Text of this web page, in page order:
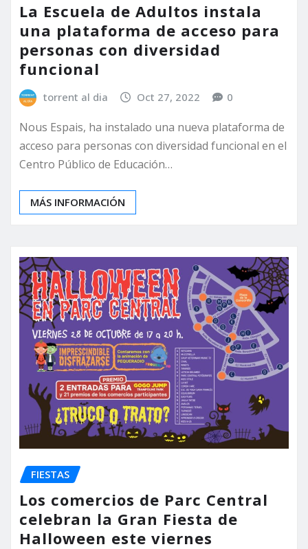
La Escuela de Adultos instala
una plataforma de acceso para
personas con diversidad
funcional
torrent al dia Oct 27, 2022 0
Nous Espais, ha instalado una nueva plataforma de
acceso para personas con diversidad funcional en el
Centro Público de Educación…
MÁS INFORMACIÓN
FIESTAS
Los comercios de Parc Central
celebran la Gran Fiesta de
Halloween este viernes